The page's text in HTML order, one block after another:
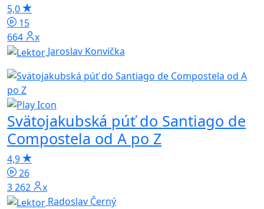
5,0
15
664x
Jaroslav Konvička
Svätojakubská púť do Santiago de
Compostela od A po Z
4,9
26
3 262x
Radoslav Černý